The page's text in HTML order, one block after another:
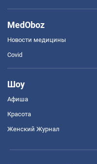
MedOboz
Новости медицины
Covid
Шоу
Афиша
Красота
Женский Журнал